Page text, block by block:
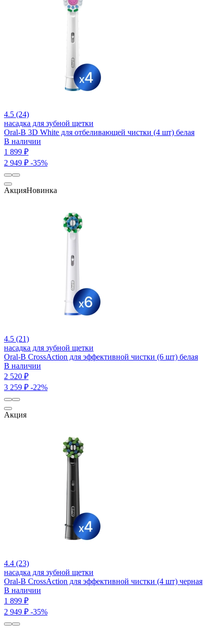
4.5 (24)
насадка для зубной щетки
Oral-B 3D White для отбеливающей чистки (4 шт) белая
В наличии
1 899 ₽
2 949 ₽ -35%
АкцияНовинка
4.5 (21)
насадка для зубной щетки
Oral-B CrossAction для эффективной чистки (6 шт) белая
В наличии
2 520 ₽
3 259 ₽ -22%
Акция
4.4 (23)
насадка для зубной щетки
Oral-B CrossAction для эффективной чистки (4 шт) черная
В наличии
1 899 ₽
2 949 ₽ -35%